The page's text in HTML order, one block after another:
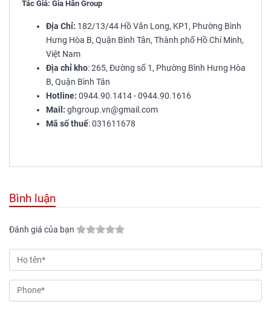
Tác Giả: Gia Hân Group
Địa Chỉ: 182/13/44 Hồ Văn Long, KP1, Phường Bình
Hưng Hòa B, Quận Bình Tân, Thành phố Hồ Chí Minh,
Việt Nam
Địa chỉ kho: 265, Đường số 1, Phường Bình Hưng Hòa
B, Quận Bình Tân
Hotline: 0944.90.1414 - 0944.90.1616
Mail: ghgroup.vn@gmail.com
Mã số thuế: 031611678
Bình luận
Đánh giá của bạn